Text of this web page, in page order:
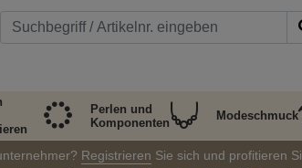
Perlen und
Komponenten
Modeschmuck
Registrieren Sie sich und profitieren